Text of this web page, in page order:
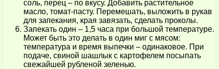
соль, перец – по вкусу. Добавить растительное
масло, томат-пасту. Перемешать, выложить в рукав
для запекания, края завязать, сделать проколы.
Запекать один – 1,5 часа при большой температуре.
Может быть это делать в один миг с мясом:
температура и время выпечки – одинаковое. При
подаче, свиной шашлык с картофелем посыпать
свежайшей рубленой зеленью.